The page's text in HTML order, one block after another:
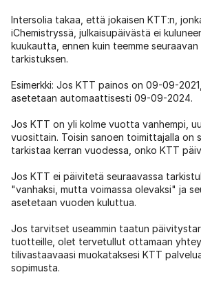
Intersolia takaa, että jokaisen KTT:n,
iChemistryssä, julkaisupäivästä ei
kuukautta, ennen kuin teemme
tarkistuksen.
Esimerkki: Jos KTT painos on 09-09-
asetetaan automaattisesti 09-09-2024.
Jos KTT on yli kolme vuotta vanhempi,
vuosittain. Toisin sanoen toimittajalla on
tarkistaa kerran vuodessa, onko KTT
Jos KTT ei päivitetä seuraavassa
"vanhaksi, mutta voimassa olevaksi" ja
asetetaan vuoden kuluttua.
Jos tarvitset useammin taatun
tuotteille, olet tervetullut ottamaan
tilivastaavaasi muokataksesi KTT
sopimusta.